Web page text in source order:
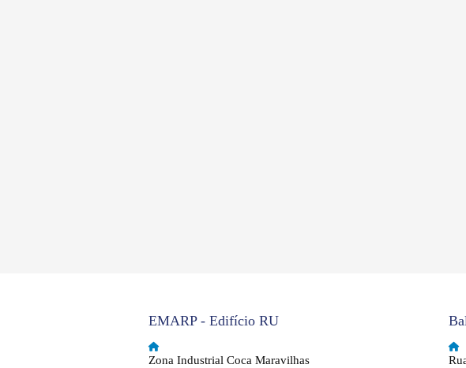
EMARP - Edifício RU
Zona Industrial Coca Maravilhas